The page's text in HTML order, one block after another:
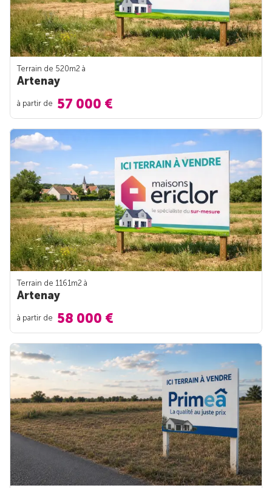
Terrain de 520m2 à
Artenay
à partir de 57 000 €
Terrain de 1161m2 à
Artenay
à partir de 58 000 €